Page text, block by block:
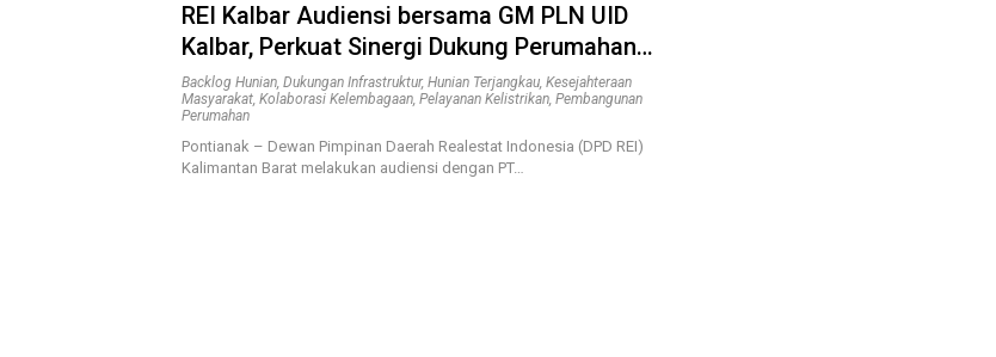
REI Kalbar Audiensi bersama GM PLN UID
Kalbar, Perkuat Sinergi Dukung Perumahan
MBR dan Program 3 Juta Rumah
Backlog Hunian, Dukungan Infrastruktur, Hunian Terjangkau, Kesejahteraan
Masyarakat, Kolaborasi Kelembagaan, Pelayanan Kelistrikan, Pembangunan
Perumahan
Pontianak – Dewan Pimpinan Daerah Realestat Indonesia (DPD REI)
Kalimantan Barat melakukan audiensi dengan PT…